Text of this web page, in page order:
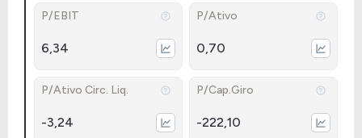
P/EBIT
6,34
P/Ativo
0,70
P/Ativo Circ. Liq.
-3,24
P/Cap.Giro
-222,10